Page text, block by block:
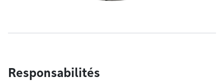
Responsabilités